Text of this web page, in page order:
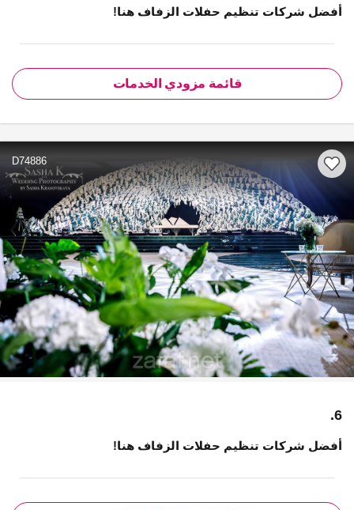
أفضل شركات تنظيم حفلات الزفاف هنا!
قائمة مزودي الخدمات
D74886
6.
أفضل شركات تنظيم حفلات الزفاف هنا!